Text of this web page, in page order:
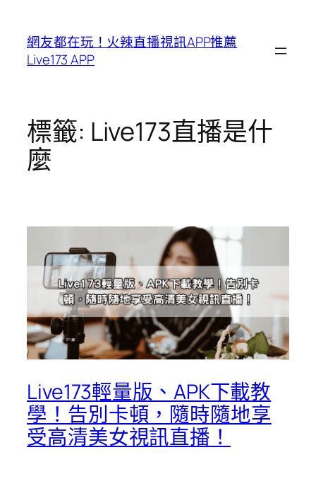
網友都在玩！火辣直播視訊APP推薦
Live173 APP
標籤: Live173直播是什
麼
Live173輕量版、APK下載教
學！告別卡頓，隨時隨地享
受高清美女視訊直播！